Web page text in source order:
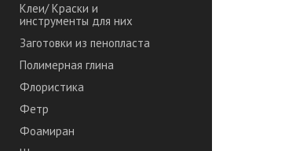
Клеи/ Краски и
инструменты для них
Заготовки из пенопласта
Полимерная глина
Флористика
Фетр
Фоамиран